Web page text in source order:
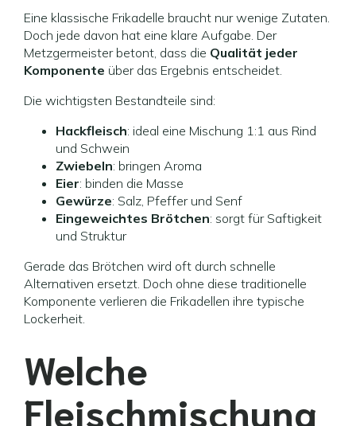
Eine klassische Frikadelle braucht nur wenige Zutaten.
Doch jede davon hat eine klare Aufgabe. Der
Metzgermeister betont, dass die Qualität jeder
Komponente über das Ergebnis entscheidet.
Die wichtigsten Bestandteile sind:
Hackfleisch: ideal eine Mischung 1:1 aus Rind
und Schwein
Zwiebeln: bringen Aroma
Eier: binden die Masse
Gewürze: Salz, Pfeffer und Senf
Eingeweichtes Brötchen: sorgt für Saftigkeit
und Struktur
Gerade das Brötchen wird oft durch schnelle
Alternativen ersetzt. Doch ohne diese traditionelle
Komponente verlieren die Frikadellen ihre typische
Lockerheit.
Welche
Fleischmischung